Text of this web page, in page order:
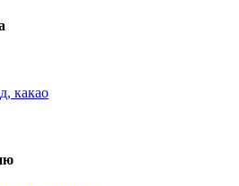
какао